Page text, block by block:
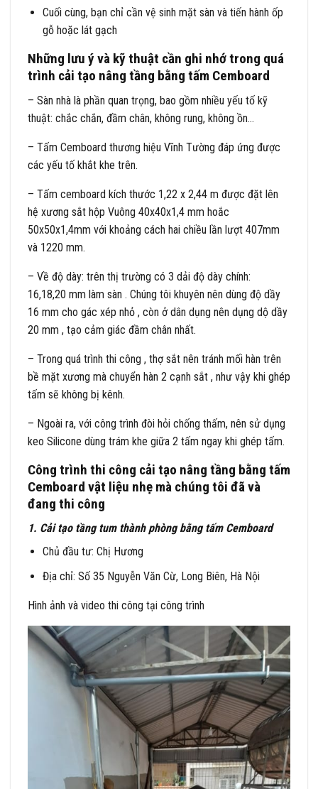
Cuối cùng, bạn chỉ cần vệ sinh mặt sàn và tiến hành ốp
gỗ hoặc lát gạch
Những lưu ý và kỹ thuật cần ghi nhớ trong quá
trình cải tạo nâng tầng bằng tấm Cemboard
– Sàn nhà là phần quan trọng, bao gồm nhiều yếu tố kỹ
thuật: chắc chắn, đầm chân, không rung, không ồn…
– Tấm Cemboard thương hiệu Vĩnh Tường đáp ứng được
các yếu tố khắt khe trên.
– Tấm cemboard kích thước 1,22 x 2,44 m được đặt lên
hệ xương sắt hộp Vuông 40x40x1,4 mm hoắc
50x50x1,4mm với khoảng cách hai chiều lần lượt 407mm
và 1220 mm.
– Về độ dày: trên thị trường có 3 dải độ dày chính:
16,18,20 mm làm sàn . Chúng tôi khuyên nên dùng độ dầy
16 mm cho gác xép nhỏ , còn ở dân dụng nên dụng dộ dầy
20 mm , tạo cảm giác đầm chân nhất.
– Trong quá trình thi công , thợ sắt nên tránh mối hàn trên
bề mặt xương mà chuyển hàn 2 cạnh sắt , như vậy khi ghép
tấm sẽ không bị kênh.
– Ngoài ra, với công trình đòi hỏi chống thấm, nên sử dụng
keo Silicone dùng trám khe giữa 2 tấm ngay khi ghép tấm.
Công trình thi công cải tạo nâng tầng bằng tấm
Cemboard vật liệu nhẹ mà chúng tôi đã và
đang thi công
1. Cải tạo tầng tum thành phòng bằng tấm Cemboard
Chủ đầu tư: Chị Hương
Địa chỉ: Số 35 Nguyễn Văn Cừ, Long Biên, Hà Nội
Hình ảnh và video thi công tại công trình